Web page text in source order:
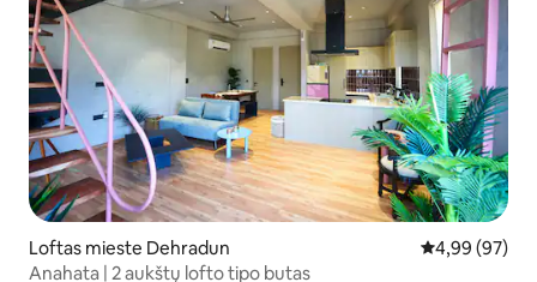
Loftas mieste Dehradun Vidutinis
4,99 (97)
Anahata | 2 aukštų lofto tipo butas